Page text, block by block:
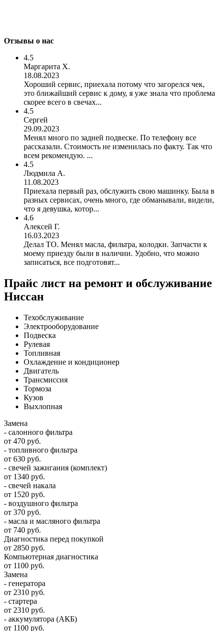
Отзывы о нас
4.5
Маргарита Х.
18.08.2023
Хороший сервис, приехала потому что загорелся чек,
это ближайший сервис к дому, я уже знала что проблема
скорее всего в свечах...
4.5
Сергей
29.09.2023
Менял много по задней подвеске. По телефону все
рассказали. Стоимость не изменилась по факту. Так что
всем рекомендую. ...
4.5
Людмила А.
11.08.2023
Приехала первый раз, обслужить свою машинку. Была в
разных сервисах, очень много, где обманывали, видели,
что я девушка, котор...
4.6
Алексей Г.
16.03.2023
Делал ТО. Менял масла, фильтра, колодки. Запчасти к
моему приезду были в наличии. Удобно, что можно
записаться, все подготовят...
Прайс лист на ремонт и обслуживание
Ниссан
Техобслуживание
Электрооборудование
Подвеска
Рулевая
Топливная
Охлаждение и кондиционер
Двигатель
Трансмиссия
Тормоза
Кузов
Выхлопная
Замена
- салонного фильтра
от 470 руб.
- топливного фильтра
от 630 руб.
- свечей зажигания (комплект)
от 1340 руб.
- свечей накала
от 1520 руб.
- воздушного фильтра
от 370 руб.
- масла и масляного фильтра
от 740 руб.
Диагностика перед покупкой
от 2850 руб.
Компьютерная диагностика
от 1100 руб.
Замена
- генератора
от 2310 руб.
- стартера
от 2310 руб.
- аккумулятора (АКБ)
от 1100 руб.